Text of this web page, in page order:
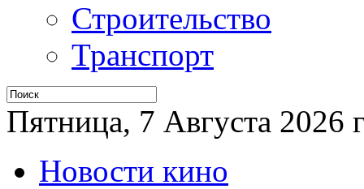
Строительство
Транспорт
Пятница, 7 Августа 2026
Новости кино